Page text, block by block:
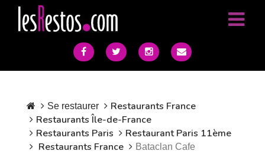
Se restaurer
Restaurants France
Restaurants Île-de-France
Restaurants Paris
Restaurant Paris 11ème
Restaurants France
Bataclan Cafe